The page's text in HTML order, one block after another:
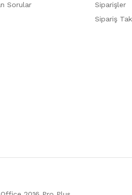
Sorular
Siparişler
Sipariş